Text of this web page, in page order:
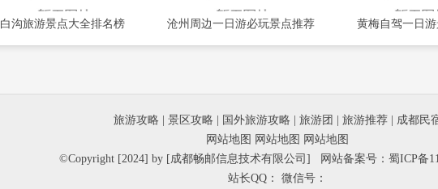
白沟旅游景点大全排名榜 沧州周边一日游必玩景点推荐 黄梅自驾一日
旅游攻略 | 景区攻略 | 国外旅游攻略 | 旅游团 | 旅游推荐 | 成都民
网站地图 网站地图 网站地图
©Copyright [2024] by [成都畅邮信息技术有限公司] 网站备案号： 蜀ICP备
站长QQ： 微信号：